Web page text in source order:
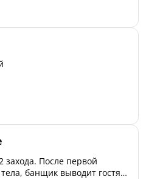
захода. После первой
банщик выводит гостя в